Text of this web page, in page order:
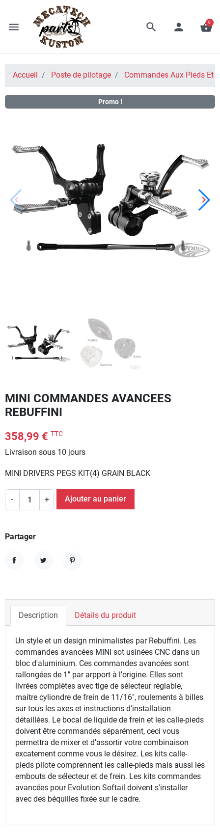
menu search person shopping_basket
0
Accueil Poste de pilotage Commandes Aux Pieds Et
Promo !
Précédent
keyboard_arrow_left keyboard_arrow_right
MINI COMMANDES AVANCEES
REBUFFINI
358,99 € TTC
Livraison sous 10 jours
MINI DRIVERS PEGS KIT(4) GRAIN BLACK
- + Ajouter au panier
Partager
Description Détails du produit
Un style et un design minimalistes par Rebuffini. Les
commandes avancées MINI sot usinées CNC dans un
bloc d'aluminium. Ces commandes avancées sont
rallongées de 1" par arpport à l'origine. Elles sont
livrées complètes avec tige de sélecteur réglable,
maitre cyliondre de frein de 11/16", roulements à billes
sur tous les axes et instructions d'installation
détaillées. Le bocal de liquide de frein et les calle-pieds
doivent être commandés séparément, ceci vous
permettra de mixer et d'assortir votre combinaison
excatement comme vous le désirez. Les kits calle-
pieds pilote comprennent les calle-pieds mais aussi les
embouts de sélecteur et de frein. Les kits commandes
avancées pour Evolution Softail doivent s'installer
avec des béquilles fixée sur le cadre.